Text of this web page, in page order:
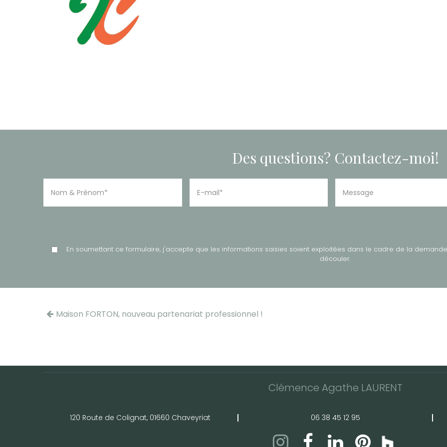
Des questions? Contactez-moi!
En soumettant ce formulaire, j'accepte que les informations saisies soient exploitées dans le cadre de la
découler.
Maison FORTON, nouveau partenariat professionnel !
Clémence Agathe LAURENT
120 Route de Colignat, 01660 Chaveyriat 06 38 45 12 95